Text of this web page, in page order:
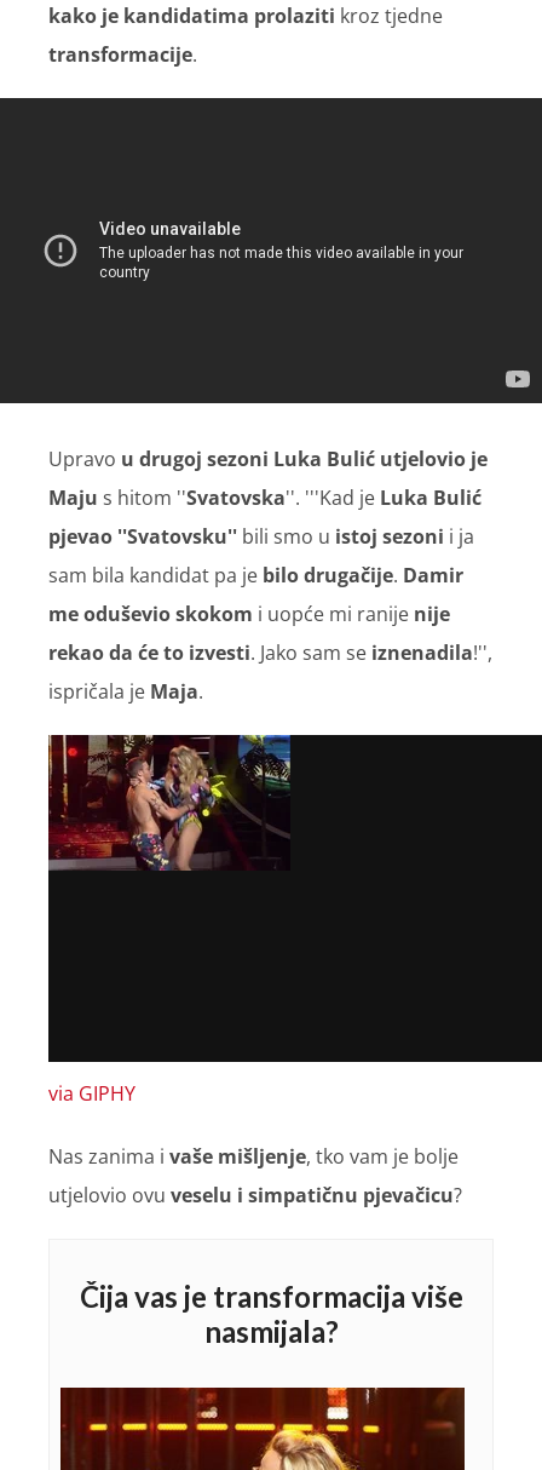
kako je kandidatima prolaziti kroz tjedne
transformacije.
Upravo u drugoj sezoni Luka Bulić utjelovio je
Maju s hitom ''Svatovska''. '''Kad je Luka Bulić
pjevao ''Svatovsku'' bili smo u istoj sezoni i ja
sam bila kandidat pa je bilo drugačije. Damir
me oduševio skokom i uopće mi ranije nije
rekao da će to izvesti. Jako sam se iznenadila!'',
ispričala je Maja.
via GIPHY
Nas zanima i vaše mišljenje, tko vam je bolje
utjelovio ovu veselu i simpatičnu pjevačicu?
Čija vas je transformacija više
nasmijala?